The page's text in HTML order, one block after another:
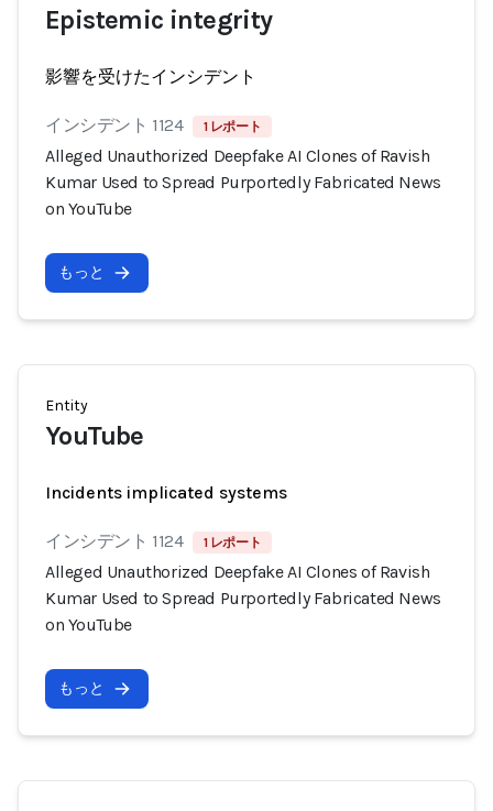
Epistemic integrity
影響を受けたインシデント
インシデント 1124 1 レポート
Alleged Unauthorized Deepfake AI Clones of Ravish
Kumar Used to Spread Purportedly Fabricated News
on YouTube
もっと
Entity
YouTube
Incidents implicated systems
インシデント 1124 1 レポート
Alleged Unauthorized Deepfake AI Clones of Ravish
Kumar Used to Spread Purportedly Fabricated News
on YouTube
もっと